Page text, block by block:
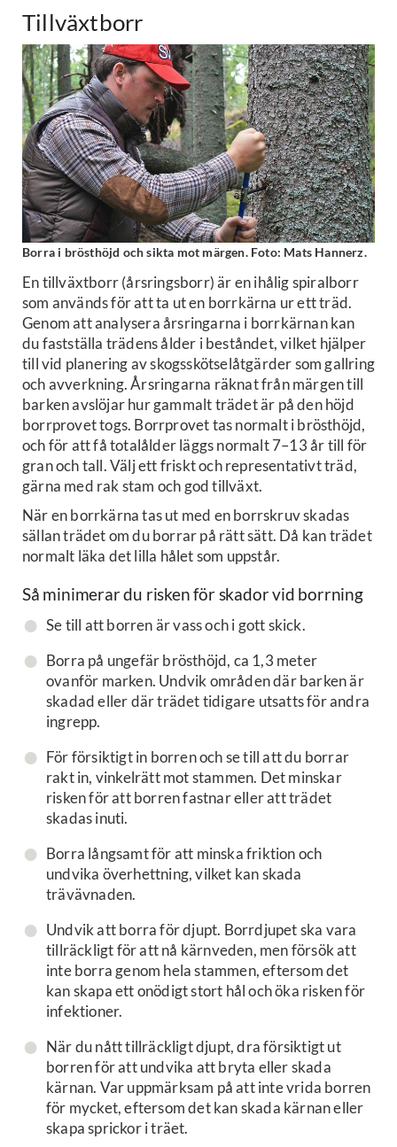
Tillväxtborr
Borra i brösthöjd och sikta mot märgen. Foto: Mats Hannerz.
En tillväxtborr (årsringsborr) är en ihålig spiralborr
som används för att ta ut en borrkärna ur ett träd.
Genom att analysera årsringarna i borrkärnan kan
du fastställa trädens ålder i beståndet, vilket hjälper
till vid planering av skogsskötselåtgärder som gallring
och avverkning. Årsringarna räknat från märgen till
barken avslöjar hur gammalt trädet är på den höjd
borrprovet togs. Borrprovet tas normalt i brösthöjd,
och för att få totalålder läggs normalt 7–13 år till för
gran och tall. Välj ett friskt och representativt träd,
gärna med rak stam och god tillväxt.
När en borrkärna tas ut med en borrskruv skadas
sällan trädet om du borrar på rätt sätt. Då kan trädet
normalt läka det lilla hålet som uppstår.
Så minimerar du risken för skador vid borrning
Se till att borren är vass och i gott skick.
Borra på ungefär brösthöjd, ca 1,3 meter
ovanför marken. Undvik områden där barken är
skadad eller där trädet tidigare utsatts för andra
ingrepp.
För försiktigt in borren och se till att du borrar
rakt in, vinkelrätt mot stammen. Det minskar
risken för att borren fastnar eller att trädet
skadas inuti.
Borra långsamt för att minska friktion och
undvika överhettning, vilket kan skada
trävävnaden.
Undvik att borra för djupt. Borrdjupet ska vara
tillräckligt för att nå kärnveden, men försök att
inte borra genom hela stammen, eftersom det
kan skapa ett onödigt stort hål och öka risken för
infektioner.
När du nått tillräckligt djupt, dra försiktigt ut
borren för att undvika att bryta eller skada
kärnan. Var uppmärksam på att inte vrida borren
för mycket, eftersom det kan skada kärnan eller
skapa sprickor i träet.